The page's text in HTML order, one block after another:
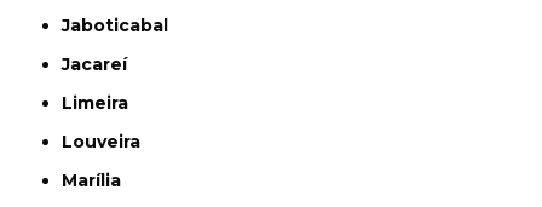
Jaboticabal
Jacareí
Limeira
Louveira
Marília